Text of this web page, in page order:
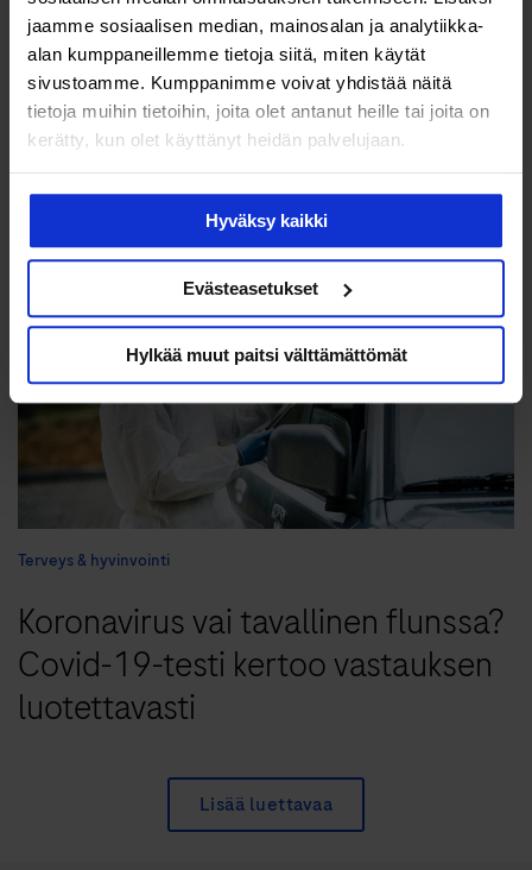
jaamme sosiaalisen median, mainosalan ja analytiikka-
alan kumppaneillemme tietoja siitä, miten käytät
sivustoamme. Kumppanimme voivat yhdistää näitä
tietoja muihin tietoihin, joita olet antanut heille tai joita on
kerätty, kun olet käyttänyt heidän palvelujaan.
Hyväksy kaikki
Evästeasetukset
Hylkää muut paitsi välttämättömät
Rochen uusi koronaviruksen
kotitesti löytää luotettavasti myös
hiljattain tarttuneen tai
oireettoman omikron-muunnoksen
Terveys & hyvinvointi
Koronavirus vai tavallinen flunssa?
Covid-19-testi kertoo vastauksen
luotettavasti
Lisää luettavaa